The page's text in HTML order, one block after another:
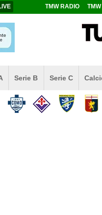
TMW RADIO
Serie B Serie C